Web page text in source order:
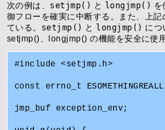
次の例は、 setjmp() と longjmp() を
御フローを確実に中断する。また、上記
ている。 setjmp() と longjmp() につ
setjmp()、longjmp() の機能を安全に使
#include <setjmp.h>
const errno_t
jmp_buf exception_env;